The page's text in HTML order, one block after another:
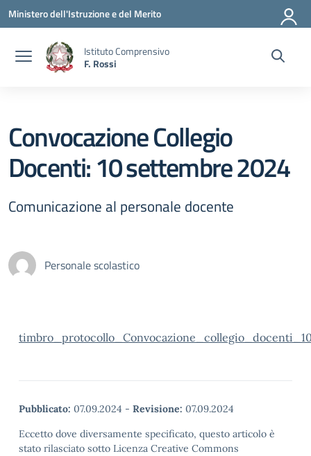
Vai ai contenuti
Vai al menu di navigazione
Vai al footer
Ministero dell'Istruzione e del Merito
Istituto Comprensivo
F. Rossi
Convocazione Collegio
Docenti: 10 settembre 2024
Comunicazione al personale docente
Personale scolastico
Pubblicato: 07.09.2024 - Revisione: 07.09.2024
Eccetto dove diversamente specificato, questo articolo è
stato rilasciato sotto Licenza Creative Commons